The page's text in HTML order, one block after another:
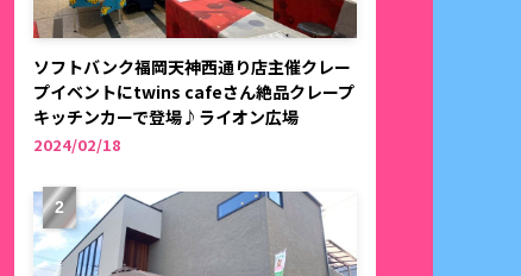
ソフトバンク福岡天神西通り店主催クレー
プイベントにtwins cafeさん絶品クレープ
キッチンカーで登場♪ライオン広場
2024/02/18